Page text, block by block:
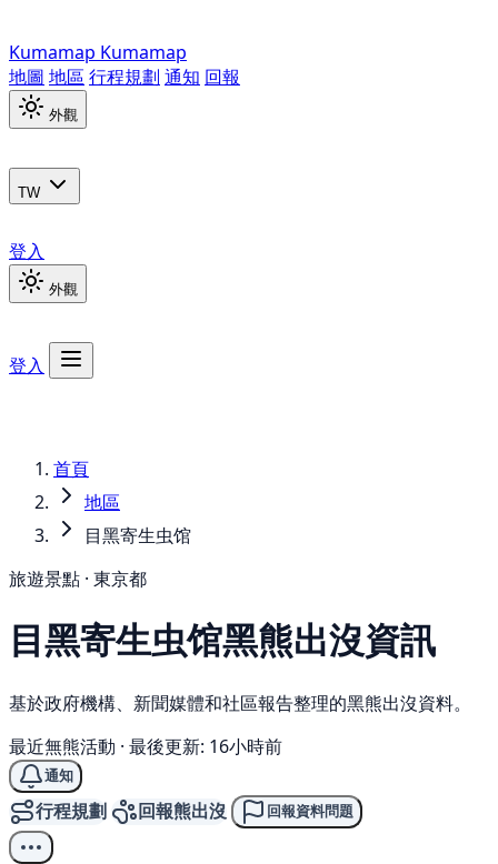
Kumamap Kumamap
地圖 地區 行程規劃 通知 回報
外觀
TW
登入
外觀
登入
首頁
地區
目黑寄生虫馆
旅遊景點 · 東京都
目黑寄生虫馆黑熊出沒資訊
基於政府機構、新聞媒體和社區報告整理的黑熊出沒資料。
最近無熊活動 · 最後更新: 16小時前
通知
行程規劃 回報熊出沒 回報資料問題